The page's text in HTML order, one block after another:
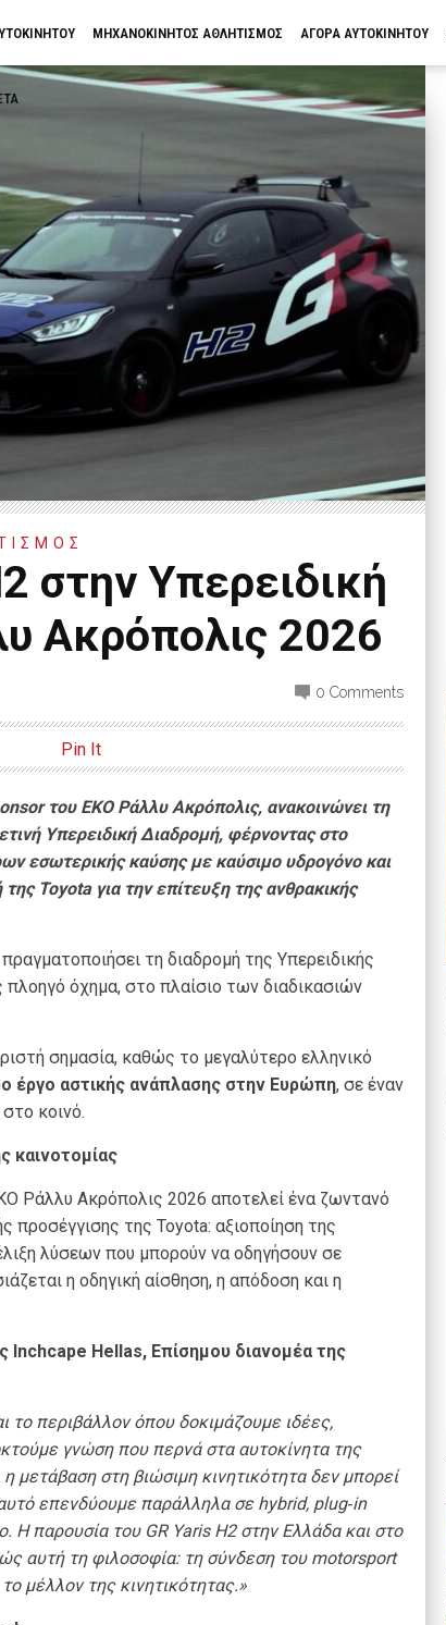
ΜΗΧΑΝΟΚΙΝΗΤΟΣ ΑΘΛΗΤΙΣΜΟΣ ΑΓΟΡΑ ΑΥΤΟΚΙΝΗΤΟΥ
στην Υπερειδική
Ακρόπολις 2026
0 Comments
Pin It
του ΕΚΟ Ράλλυ Ακρόπολις, ανακοινώνει τη
Υπερειδική Διαδρομή, φέρνοντας στο
εσωτερικής καύσης με καύσιμο υδρογόνο και
Toyota για την επίτευξη της ανθρακικής
τη διαδρομή της Υπερειδικής
πλοηγό όχημα, στο πλαίσιο των διαδικασιών
σημασία, καθώς το μεγαλύτερο ελληνικό
έργο αστικής ανάπλασης στην Ευρώπη, σε έναν
κοινό.
καινοτομίας
Ράλλυ Ακρόπολις 2026 αποτελεί ένα ζωντανό
προσέγγισης της Toyota: αξιοποίηση της
λύσεων που μπορούν να οδηγήσουν σε
η οδηγική αίσθηση, η απόδοση και η
Hellas, Επίσημου διανομέα της
το περιβάλλον όπου δοκιμάζουμε ιδέες,
γνώση που περνά στα αυτοκίνητα της
μετάβαση στη βιώσιμη κινητικότητα δεν μπορεί
επενδύουμε παράλληλα σε hybrid, plug‑in
Η παρουσία του GR Yaris H2 στην Ελλάδα και στο
αυτή τη φιλοσοφία: τη σύνδεση του motorsport
μέλλον της κινητικότητας.»